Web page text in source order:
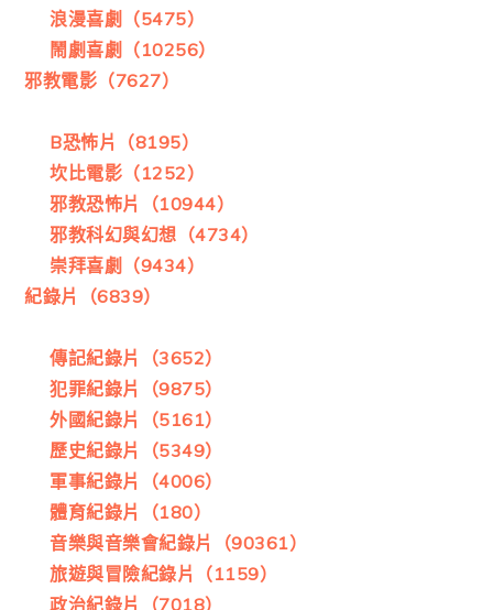
浪漫喜劇（5475）
鬧劇喜劇（10256）
邪教電影（7627）
B恐怖片（8195）
坎比電影（1252）
邪教恐怖片（10944）
邪教科幻與幻想（4734）
崇拜喜劇（9434）
紀錄片（6839）
傳記紀錄片（3652）
犯罪紀錄片（9875）
外國紀錄片（5161）
歷史紀錄片（5349）
軍事紀錄片（4006）
體育紀錄片（180）
音樂與音樂會紀錄片（90361）
旅遊與冒險紀錄片（1159）
政治紀錄片（7018）